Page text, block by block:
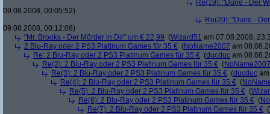
Re(19): "Dune - Der
09.08.2008, 00:05:52)
Re(20): "Dune -
09.08.2008, 00:12:08)
"Mr. Brooks - Der Mörder in Dir" um € 22,99 (Wizard51 am 07.08.2008,
2 Blu-Ray oder 2 PS3 Platinum Games für 35 € (NoName2007 am
Re: 2 Blu-Ray oder 2 PS3 Platinum Games für 35 € (ducduc am
Re(2): 2 Blu-Ray oder 2 PS3 Platinum Games für 35 € (NoName2007
Re(3): 2 Blu-Ray oder 2 PS3 Platinum Games für 35 € (ducduc
Re(4): 2 Blu-Ray oder 2 PS3 Platinum Games für 35 € (
Re(5): 2 Blu-Ray oder 2 PS3 Platinum Games für 35 € (
Re(6): 2 Blu-Ray oder 2 PS3 Platinum Games für 35 € (
Re(7): 2 Blu-Ray oder 2 PS3 Platinum Games für 35 € (